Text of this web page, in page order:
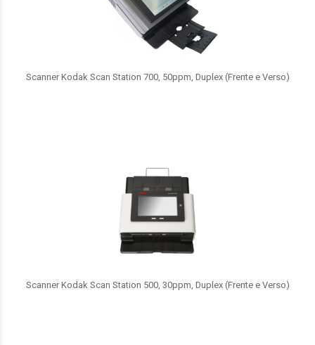
Scanner Kodak Scan Station 700, 50ppm, Duplex (Frente e Verso)
Scanner Kodak Scan Station 500, 30ppm, Duplex (Frente e Verso)